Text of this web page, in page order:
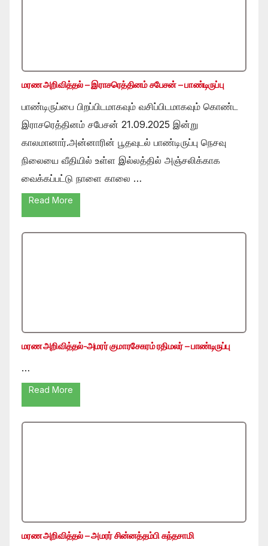
மரண அறிவித்தல் – இராசரெத்தினம் சபேசன் – பாண்டிருப்பு
பாண்டிருப்பை பிறப்பிடமாகவும் வசிப்பிடமாகவும் கொண்ட
இராசரெத்தினம் சபேசன் 21.09.2025 இன்று
காலமானார்.அன்னாரின் பூதவுடல் பாண்டிருப்பு நெசவு
நிலையை வீதியில் உள்ள இல்லத்தில் அஞ்சலிக்காக
வைக்கப்பட்டு நாளை காலை …
Read More
மரண அறிவித்தல்-அமரர் குமாரசேகரம் ரதிமலர் – பாண்டிருப்பு
…
Read More
மரண அறிவித்தல் – அமரர் சின்னத்தம்பி கந்தசாமி